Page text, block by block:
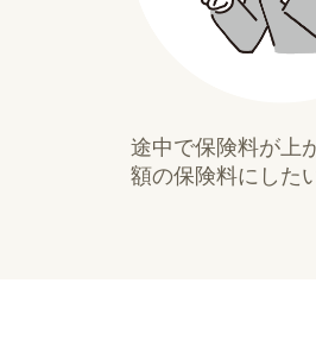
途中で保険料が上
額の保険料にした